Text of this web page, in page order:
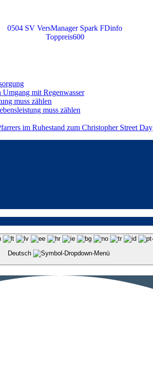
mit Regenwasser
muss zählen
muss zählen
im Ruhestand zum Christopher Street Day
Deutsch